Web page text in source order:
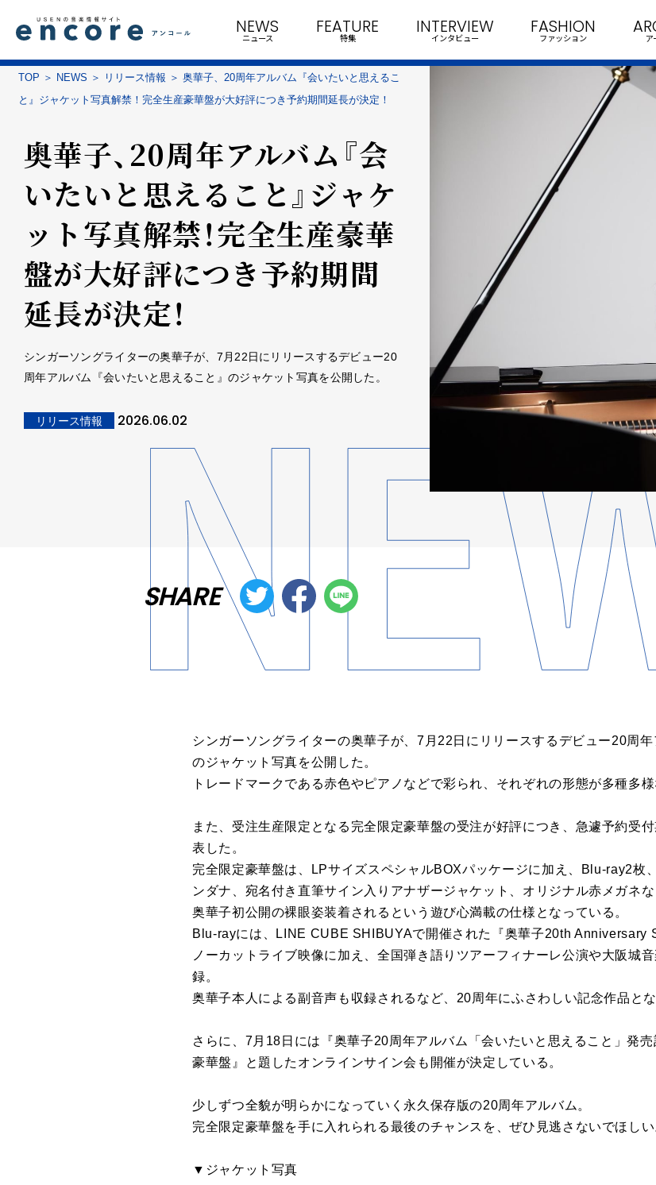
NEWS
ニュース
FEATURE
特集
INTERVIEW
インタビュー
FASHION
ファッション ア
TOP NEWS リリース情報
奥華子、20周年アルバム『会いたいと思えるこ
と』ジャケット写真解禁！完全生産豪華盤が大好評につき予約期間延長が決定！
奥華子、20周年アルバム『会
いたいと思えること』ジャケ
ット写真解禁！完全生産豪華
盤が大好評につき予約期間
延長が決定！
シンガーソングライターの奥華子が、7月22日にリリースするデビュー20
周年アルバム『会いたいと思えること』のジャケット写真を公開した。
リリース情報 2026.06.02
SHARE
シンガーソングライターの奥華子が、7月22日にリリースするデビュー20周年
のジャケット写真を公開した。
トレードマークである赤色やピアノなどで彩られ、それぞれの形態が多種多
また、受注生産限定となる完全限定豪華盤の受注が好評につき、急遽予約受
表した。
完全限定豪華盤は、LPサイズスペシャルBOXパッケージに加え、Blu-ray2枚
ンダナ、宛名付き直筆サイン入りアナザージャケット、オリジナル赤メガネ
奥華子初公開の裸眼姿装着されるという遊び心満載の仕様となっている。
Blu-rayには、LINE CUBE SHIBUYAで開催された『奥華子20th Anniversary
ノーカットライブ映像に加え、全国弾き語りツアーフィナーレ公演や大阪城
録。
奥華子本人による副音声も収録されるなど、20周年にふさわしい記念作品とな
さらに、7月18日には『奥華子20周年アルバム「会いたいと思えること」発
豪華盤』と題したオンラインサイン会も開催が決定している。
少しずつ全貌が明らかになっていく永久保存版の20周年アルバム。
完全限定豪華盤を手に入れられる最後のチャンスを、ぜひ見逃さないでほしい
▼ジャケット写真